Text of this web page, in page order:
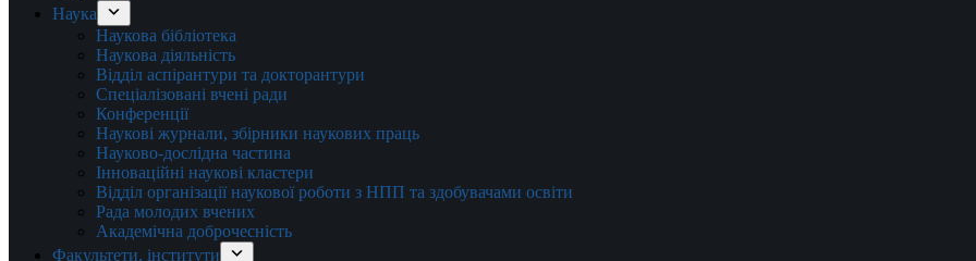
Наука
Наукова бібліотека
Наукова діяльність
Відділ аспірантури та докторантури
Спеціалізовані вчені ради
Конференції
Наукові журнали, збірники наукових праць
Науково-дослідна частина
Інноваційні наукові кластери
Відділ організації наукової роботи з НПП та здобувачами освіти
Рада молодих вчених
Академічна доброчесність
Факультети, інститути